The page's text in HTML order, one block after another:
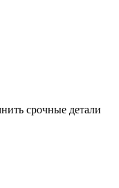
срочные детали